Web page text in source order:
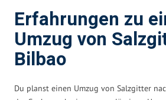
Erfahrungen zu
Umzug von
Bilbao
Du planst einen Umzug von Salzgitter